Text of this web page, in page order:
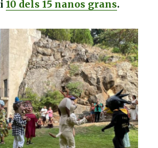
i10 dels 15 nanos grans.